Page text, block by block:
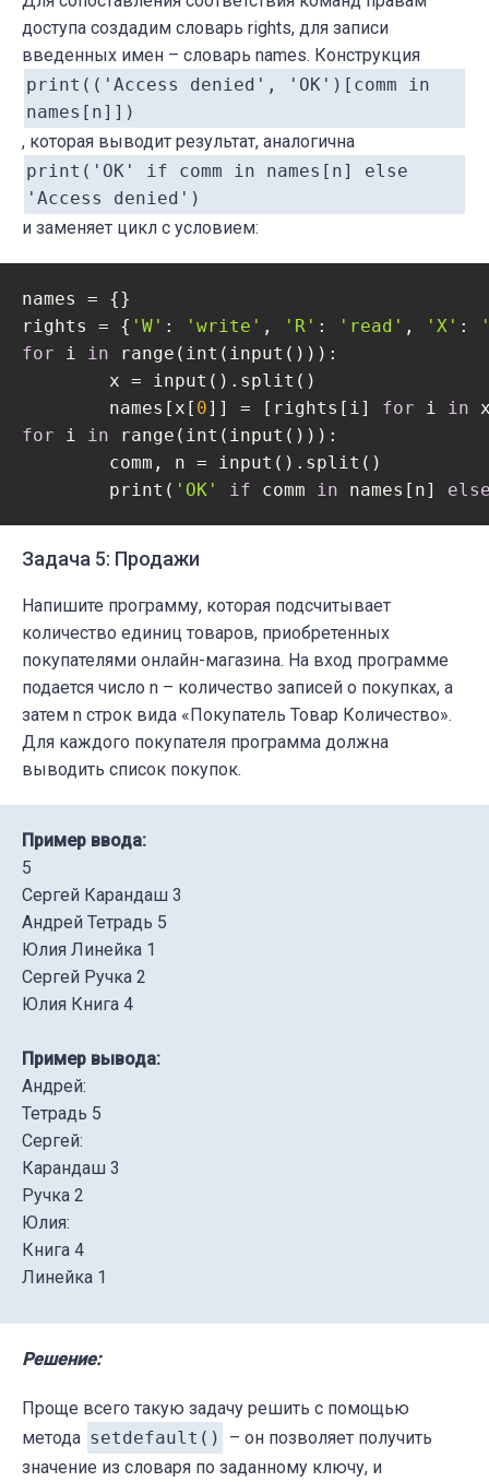
доступа создадим словарь rights, для записи
введенных имен – словарь names. Конструкция
print(('Access denied', 'OK')[comm in
names[n]])
, которая выводит результат, аналогична
print('OK' if comm in names[n] else
'Access denied')
и заменяет цикл с условием:
names = {}
rights = { 'W' : 'write' , 'R' : 'read' , 'X' :
for i in range(int(input())):
	names[x[
0]] = [rights[i] for i in
for i in range(int(input())):
	print(
'OK' if comm in names[n]
Задача 5: Продажи
Напишите программу, которая подсчитывает
количество единиц товаров, приобретенных
покупателями онлайн-магазина. На вход программе
подается число n – количество записей о покупках, а
затем n строк вида «Покупатель Товар Количество».
Для каждого покупателя программа должна
выводить список покупок.
Пример ввода:
5
Сергей Карандаш 3
Андрей Тетрадь 5
Юлия Линейка 1
Сергей Ручка 2
Юлия Книга 4
Пример вывода:
Андрей:
Тетрадь 5
Сергей:
Карандаш 3
Ручка 2
Юлия:
Книга 4
Линейка 1
Решение:
Проще всего такую задачу решить с помощью
метода setdefault()
– он позволяет получить
значение из словаря по заданному ключу, и